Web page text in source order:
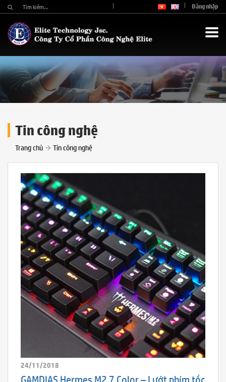
Đăng nhập
Tin công nghệ
Trang chủ Tin công nghệ
24/11/2018